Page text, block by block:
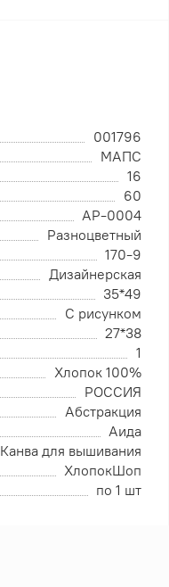
001796
МАПС
16
60
АР-0004
Разноцветный
170-9
Дизайнерская
35*49
С рисунком
27*38
1
Хлопок 100%
РОССИЯ
Абстракция
Аида
Канва для вышивания
ХлопокШоп
по 1 шт